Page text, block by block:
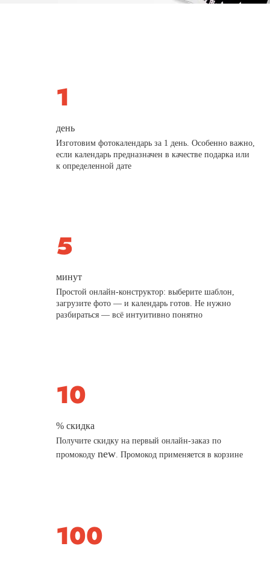
день
Изготовим фотокалендарь за 1 день. Особенно важно,
если календарь предназначен в качестве подарка или
к определенной дате
минут
Простой онлайн-конструктор: выберите шаблон,
загрузите фото — и календарь готов. Не нужно
разбираться — всё интуитивно понятно
% скидка
Получите скидку на первый онлайн-заказ по
промокодуnew. Промокод применяется в корзине